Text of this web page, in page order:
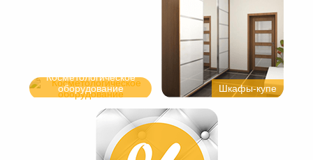
Косметологическое
оборудование
Шкафы-купе